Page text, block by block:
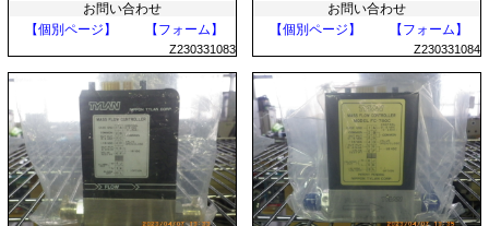
お問い合わせ
【個別ページ】
【フォーム】
Z230331083
お問い合わせ
【個別ページ】
【フォーム】
Z230331084